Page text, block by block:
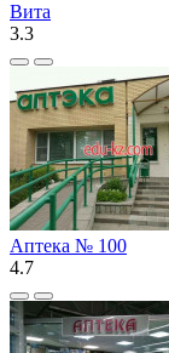
Вита
3.3
Аптека № 100
4.7